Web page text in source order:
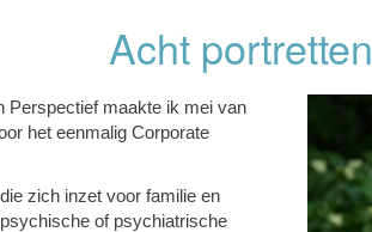
Acht portretten
Perspectief maakte ik mei van
het eenmalig Corporate
zich inzet voor familie en
of psychiatrische